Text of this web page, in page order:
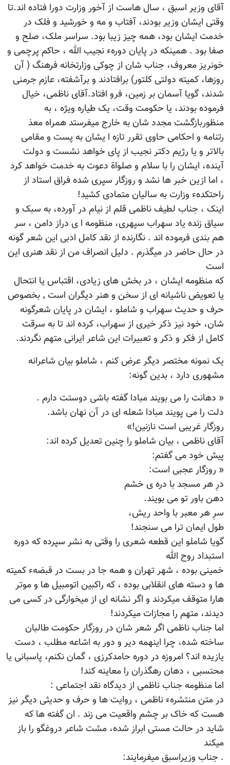
آقای وزیر اسبق ، سال هاست از آخور وزارت دورا فتاده اند.تا
وقتی ایشان وزیر بودند، آفتاب و مه و خورشید و فلک در
خدمت ایشان بود، همه چیز زیبا بود. سراسر ملک، صلح و
صفا بود . همینکه در پایان دورهء نجیب الله ، حاکم پرچمی و
خونریز معروف، جناب شان از چوکی وزارتخانه فرهنگ ( آن
روزها، کمیته دولتی کلتور) برافتادند و برآشفته، عازم جرمنی
شدند، گویا آسمان بر زمین، فرو افتاد.آقای ناظمی، خیال
فرموده بودند، یا حکومت وقت، یک طیاره ویژه ، به
منظوربازگشت مجدد شان به خارج میفرستد همراه معذ
رتنامه و احکامی حاوی تقرر تازه ا یشان به پست و مقامی
بالاتر و یا رژیم دکتر نجیب از پای خواهد نشست و دولت
آینده، ایشان را با سلام و صلواة دعوت به خدمت خواهد کرد
، اما ازین خبر ها نشد و روزگار سپری شده فراق استاد از
راحتکدهء وزارت به سالیان متمادی کشید!
اینک ، جناب لطیف ناظمی قلم از نیام در آورده، به سبک و
سیاق زنده یاد سهراب سپهری، منظومه ا ی دراز دامن ، سر
هم بندی فرموده اند . نگارنده از نقد کامل ادبی این شعر گونه
در حال حاضر در میگذرم . دلیل انصراف من از نقد هنری این
است
که منظومه ایشان ، در بخش های زیادی، اقتباس یا انتحال
یا تعویض ناشیانه ای از سخن و هنر دیگران است ٬ بخصوص
حرف و حدیث سهراب و شاملو ، ایشان در پایان شعرگونه
شان، خود نیز ذکر خیری از سهراب، کرده اند تا به سرقت
کامل از فکر و ذکر و تعبیرات این شاعر ایرانی متهم نگردند.
یک نمونه مختصر دیگر عرض کنم ، شاملو بیان شاعرانه
مشهوری دارد ، بدین گونه:
« دهانت را می بویند مبادا گفته باشی دوستت دارم .
دلت را می پویند مبادا شعله ای در آن نهان باشد.
روزگار غریبی است نازنین!»
آقای ناظمی ، بیان شاملو را چنین تعدیل کرده اند:
پیش خود می گفتم:
« روزگار عجبی است:
درِ هر مسجد با دره ی خشم
دهن باور تو می بویند.
سرِ هر معبر با واحد ریش،
طول ایمان ترا می سنجند!
گویا شاملو این قطعه شعری را وقتی به نشر سپرده که دوره
استبداد روح الله
خمینی بوده ، شهر تهران و همه جا در بست در قبضهء کمیته
ها و دسته های انقلابی بوده ، که راکبین اتومبیل ها و موتر
هارا متوقف میکردند و اگر نشانه ای از میخوارگی در کسی می
دیدند، متهم را مجازات میکردند!
اما جناب ناظمی اگر شعر شان در روزگار حکومت طالبان
ساخته شده، چرا اینهمه دیر و دور به اشاعه مطلب ، دست
یازیده اند؟ امروزه در دوره حامدکرزی ، گمان نکنم، پاسبانی یا
محتسبی ، دهان رهگذران را معاینه کند!
اما منظومه جناب ناظمی از دیدگاه نقد اجتماعی :
در متن منتشرهء ناظمی ، روایت ها و حرف و حدیثی دیگر نیز
هست که خاک بر چشم واقعیت می زند . ان گفته ها که
شاید در حالت مستی ابراز شده، مشت شاعر دروغگو را باز
میکند
. جناب وزیراسبق میفرمایند: